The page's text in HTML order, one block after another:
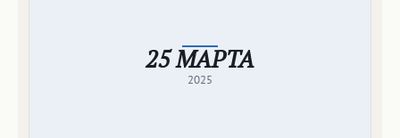
25 МАРТА
2025